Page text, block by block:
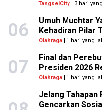
TangselCity | 3 hari
06
Umuh Muchtar
Kehadiran Pilar
Olahraga| 1 hari yang
07
Final dan
Presiden 2026
Olahraga| 1 hari yang
Jelang Tahapan
Gencarkan